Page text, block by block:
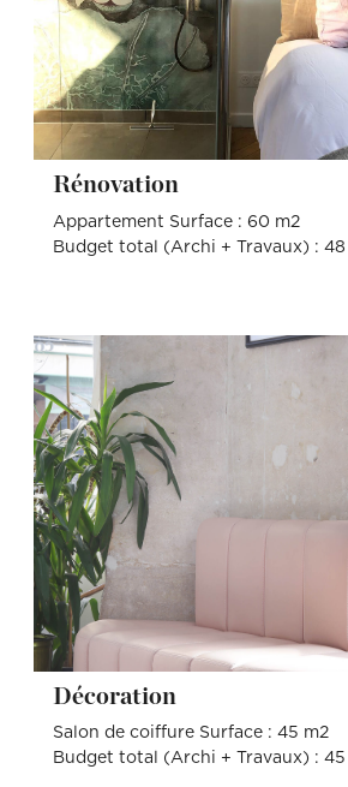
Rénovation
Appartement Surface : 60 m2
Budget total (Archi + Travaux) :
Décoration
Salon de coiffure Surface : 45 m2
Budget total (Archi + Travaux) :